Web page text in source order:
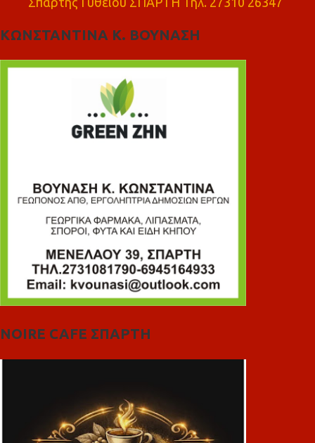
ΚΩΝΣΤΑΝΤΙΝΑ Κ. ΒΟΥΝΑΣΗ
NOIRE CAFE ΣΠΑΡΤΗ